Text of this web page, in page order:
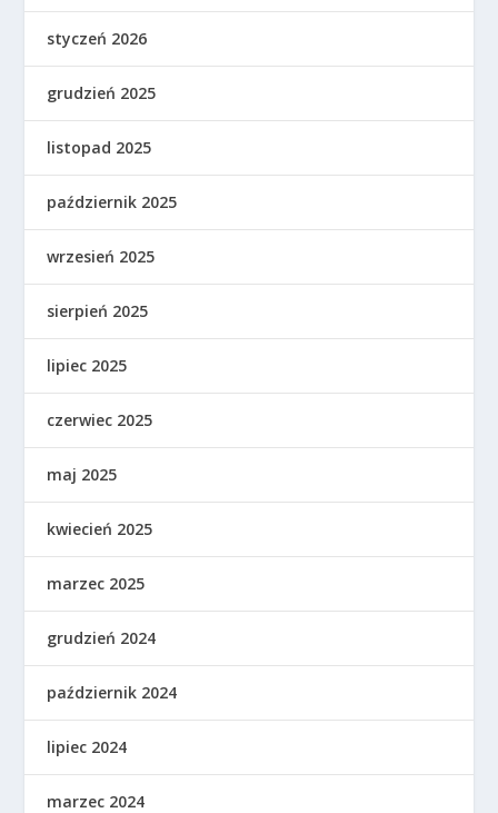
styczeń 2026
grudzień 2025
listopad 2025
październik 2025
wrzesień 2025
sierpień 2025
lipiec 2025
czerwiec 2025
maj 2025
kwiecień 2025
marzec 2025
grudzień 2024
październik 2024
lipiec 2024
marzec 2024